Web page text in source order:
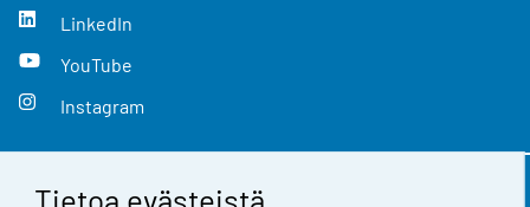
Tietoa evästeistä
LinkedIn
YouTube
Instagram